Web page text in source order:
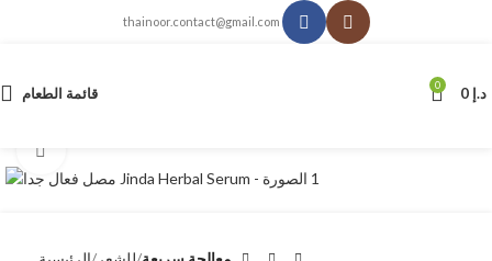
thainoor.contact@gmail.com
قائمة الطعام 0 د.إ